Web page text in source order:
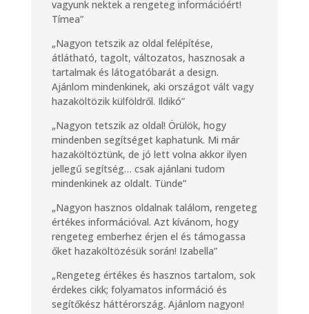
vagyunk nektek a rengeteg információért!
Tímea”
„Nagyon tetszik az oldal felépítése,
átlátható, tagolt, változatos, hasznosak a
tartalmak és látogatóbarát a design.
Ajánlom mindenkinek, aki országot vált vagy
hazaköltözik külföldről. Ildikó”
„Nagyon tetszik az oldal! Örülök, hogy
mindenben segítséget kaphatunk. Mi már
hazaköltöztünk, de jó lett volna akkor ilyen
jellegű segítség… csak ajánlani tudom
mindenkinek az oldalt. Tünde”
„Nagyon hasznos oldalnak találom, rengeteg
értékes információval. Azt kívánom, hogy
rengeteg emberhez érjen el és támogassa
őket hazaköltözésük során! Izabella”
„Rengeteg értékes és hasznos tartalom, sok
érdekes cikk; folyamatos információ és
segítőkész háttérország. Ajánlom nagyon!